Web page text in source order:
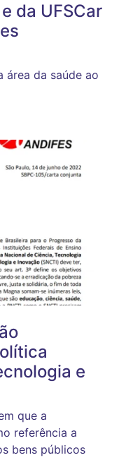
da UFSCar
área da saúde ao
e
que a
referência a
bens públicos